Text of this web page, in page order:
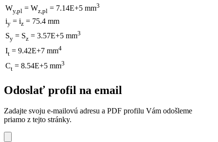
Wy,pl = Wz,pl = 7.14E+5 mm3
iy = iz = 75.4 mm
Sy = Sz = 3.57E+5 mm3
It = 9.42E+7 mm4
Ct = 8.54E+5 mm3
Odoslať profil na email
Zadajte svoju e-mailovú adresu a PDF profilu Vám odošleme
priamo z tejto stránky.